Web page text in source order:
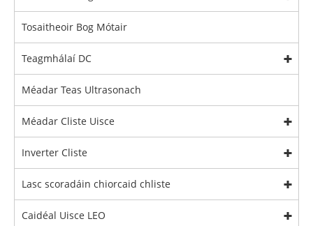
Tosaitheoir Bog Mótair
Teagmhálaí DC
Méadar Teas Ultrasonach
Méadar Cliste Uisce
Inverter Cliste
Lasc scoradáin chiorcaid chliste
Caidéal Uisce LEO